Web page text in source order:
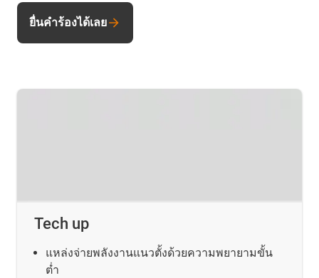
ยื่นคำร้องได้เลย
Tech up
แหล่งจ่ายพลังงานแนวตั้งด้วยความพยายามขั้น
ต่ำ